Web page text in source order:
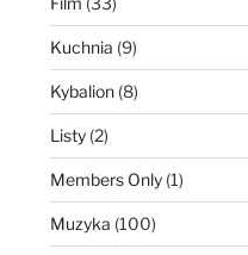
Kuchnia (9)
Kybalion(8)
Listy(2)
Members Only(1)
Muzyka (100)